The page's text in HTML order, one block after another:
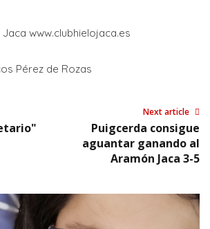
www.clubhielojaca.es
Pérez de Rozas
Next article
Puigcerda consigue
aguantar ganando al
Aramón Jaca 3-5